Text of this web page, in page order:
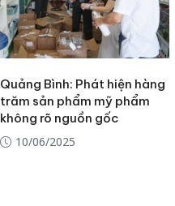
Quảng Bình: Phát hiện hàng
trăm sản phẩm mỹ phẩm
không rõ nguồn gốc
10/06/2025